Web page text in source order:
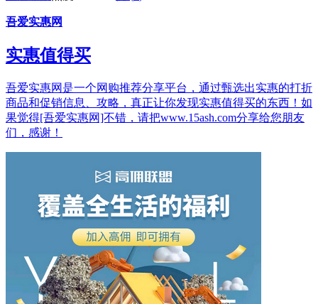
吾爱实惠网
实惠值得买
吾爱实惠网是一个网购推荐分享平台，通过甄选出实惠的打折
商品和促销信息、攻略，真正让你发现实惠值得买的东西！如
果觉得[吾爱实惠网]不错，请把www.15ash.com分享给您朋友
们，感谢！